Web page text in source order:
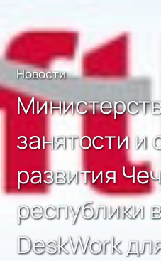
Новости
занятости и
развития
республики
DeskWork